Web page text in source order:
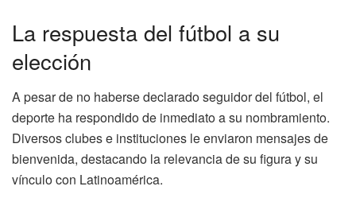
La respuesta del fútbol a su
elección
A pesar de no haberse declarado seguidor del fútbol, el
deporte ha respondido de inmediato a su nombramiento.
Diversos clubes e instituciones le enviaron mensajes de
bienvenida, destacando la relevancia de su figura y su
vínculo con Latinoamérica.